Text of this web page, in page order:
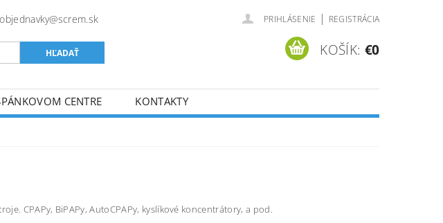
objednavky@screm.sk PRIHLÁSENIE | REGISTRÁCIA
KOŠÍK: €0
CENTRE KONTAKTY
CPAPy, BiPAPy, AutoCPAPy, kyslíkové koncentrátory, a pod.